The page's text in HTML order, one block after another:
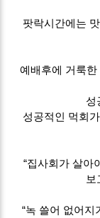
팟락시간에는
예배후에 거룩
성
성공적인 먹회
“집사회가 살아
보
“녹 쓸어 없어지